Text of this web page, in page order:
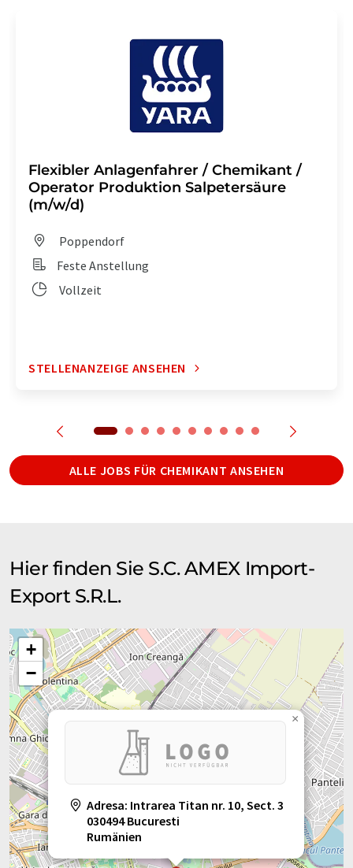
Flexibler Anlagenfahrer / Chemikant /
Operator Produktion Salpetersäure
(m/w/d)
Poppendorf
Feste Anstellung
Vollzeit
STELLENANZEIGE ANSEHEN
ALLE JOBS FÜR CHEMIKANT ANSEHEN
Hier finden Sie S.C. AMEX Import-
Export S.R.L.
Adresa: Intrarea Titan nr. 10, Sect. 3
030494 Bucuresti
Rumänien
×
+
−